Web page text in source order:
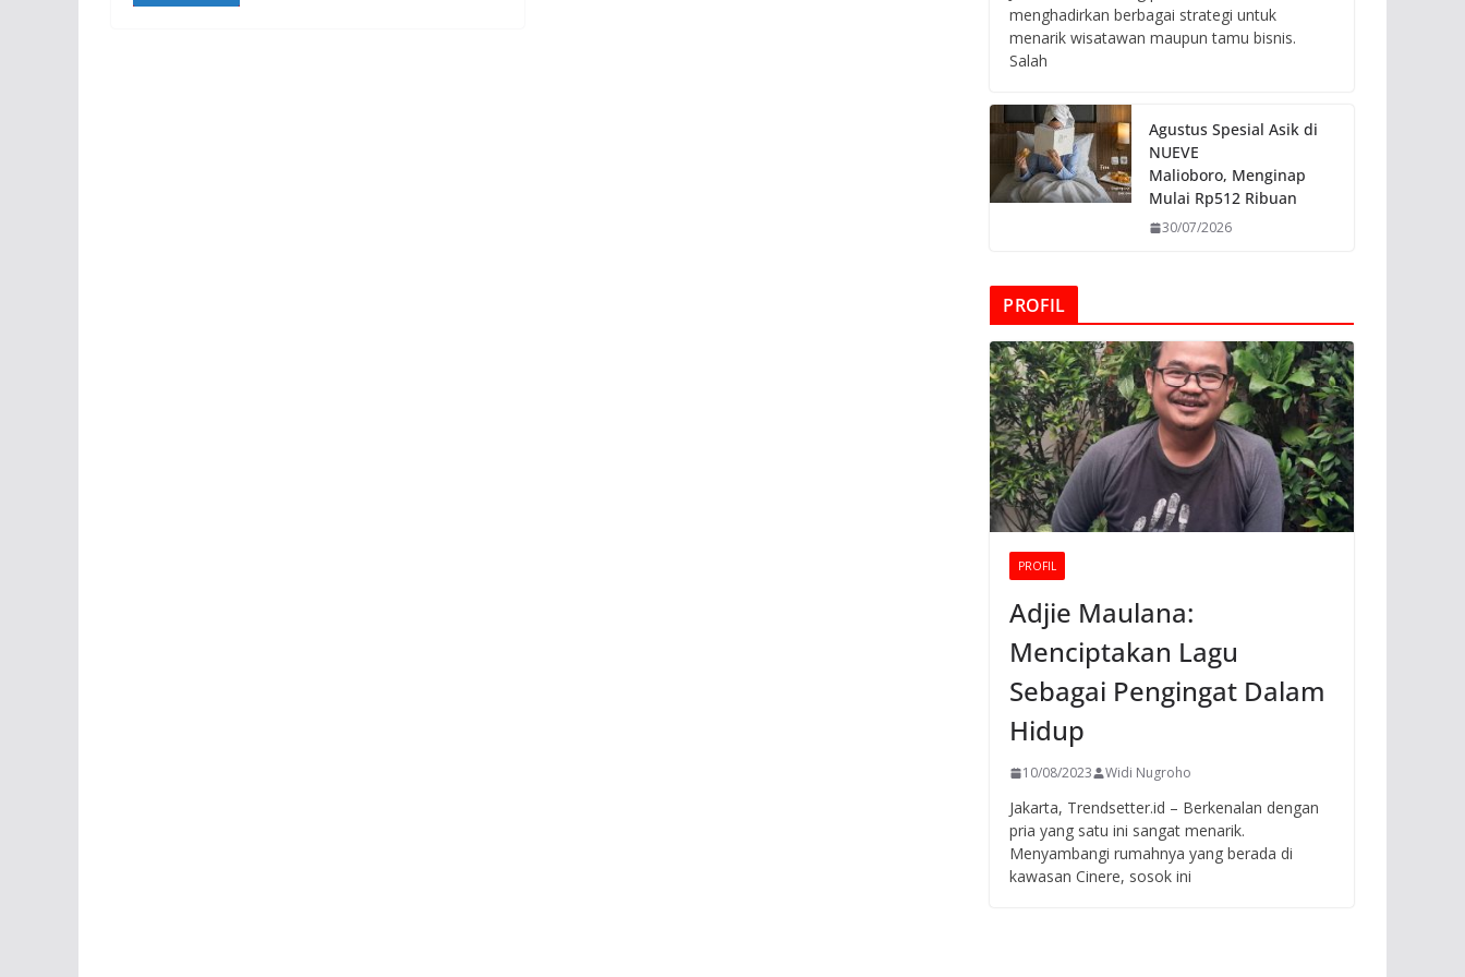
menghadirkan berbagai strategi untuk
menarik wisatawan maupun tamu bisnis.
Salah
Agustus Spesial Asik di
NUEVE
Malioboro, Menginap
Mulai Rp512 Ribuan
30/07/2026
PROFIL
PROFIL
Adjie Maulana:
Menciptakan Lagu
Sebagai Pengingat Dalam
Hidup
10/08/2023 Widi Nugroho
Jakarta, Trendsetter.id – Berkenalan dengan
pria yang satu ini sangat menarik.
Menyambangi rumahnya yang berada di
kawasan Cinere, sosok ini